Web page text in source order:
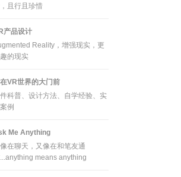
且行且珍惜
产品设计
Reality，增强现实，更
的现实
VR世界的大门前
科普、设计方法、自学经验、实
例
Me Anything
在聊天，又像在和笔友通
means anything